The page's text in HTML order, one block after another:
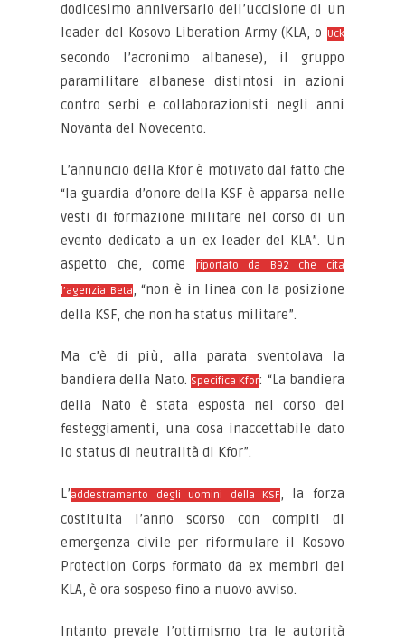
dodicesimo anniversario dell’uccisione di un
leader del Kosovo Liberation Army (KLA, o Uck
secondo l’acronimo albanese), il gruppo
paramilitare albanese distintosi in azioni
contro serbi e collaborazionisti negli anni
Novanta del Novecento.
L’annuncio della Kfor è motivato dal fatto che
“la guardia d’onore della KSF è apparsa nelle
vesti di formazione militare nel corso di un
evento dedicato a un ex leader del KLA”. Un
aspetto che, come
riportato da B92 che cita
l’agenzia Beta, “non è in linea con la posizione
della KSF, che non ha status militare”.
Ma c’è di più, alla parata sventolava la
bandiera della Nato. Specifica Kfor: “La bandiera
della Nato è stata esposta nel corso dei
festeggiamenti, una cosa inaccettabile dato
lo status di neutralità di Kfor”.
L’addestramento degli uomini della KSF, la forza
costituita l’anno scorso con compiti di
emergenza civile per riformulare il Kosovo
Protection Corps formato da ex membri del
KLA, è ora sospeso fino a nuovo avviso.
Intanto prevale l’ottimismo tra le autorità